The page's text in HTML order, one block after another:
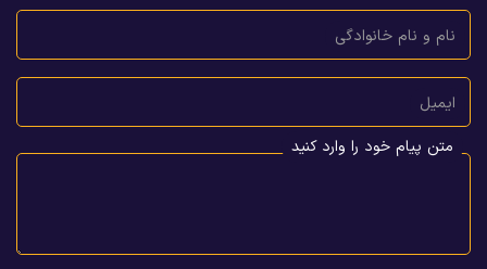
نام و نام خانوادگی
ایمیل
متن پیام خود را وارد کنید